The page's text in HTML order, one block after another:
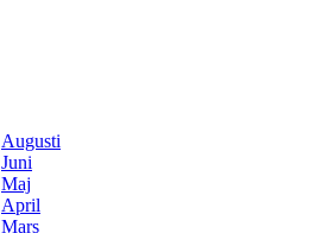
Augusti
Juni
Maj
April
Mars